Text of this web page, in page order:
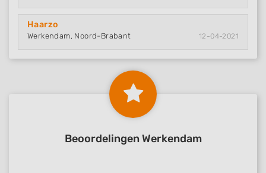
Haarzo
Werkendam, Noord-Brabant 12-04-2021
Beoordelingen Werkendam